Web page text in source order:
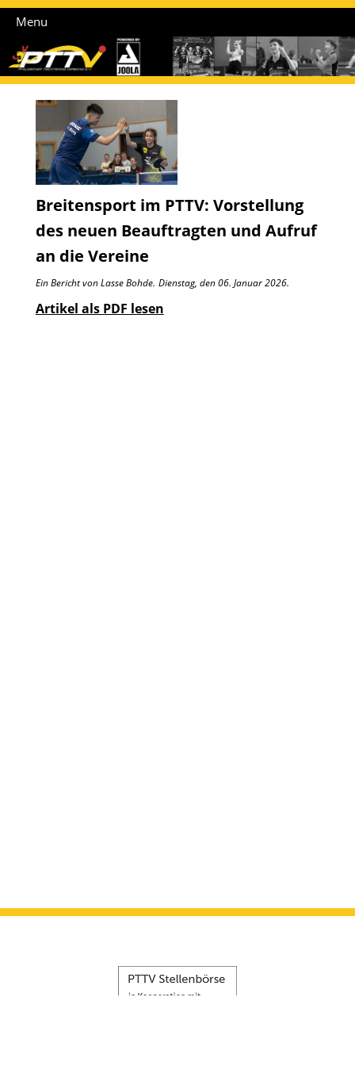
Menu
Breitensport im PTTV: Vorstellung
des neuen Beauftragten und Aufruf
an die Vereine
Ein Bericht von Lasse Bohde. Dienstag, den 06. Januar 2026.
Artikel als PDF lesen